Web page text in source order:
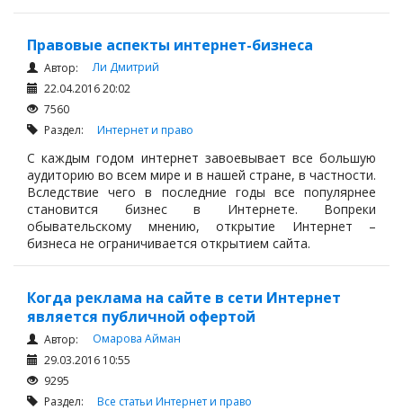
Правовые аспекты интернет-бизнеса
Автор:
Ли Дмитрий
22.04.2016 20:02
7560
Раздел: Интернет и право
С каждым годом интернет завоевывает все большую
аудиторию во всем мире и в нашей стране, в частности.
Вследствие чего в последние годы все популярнее
становится бизнес в Интернете. Вопреки
обывательскому мнению, открытие Интернет –
бизнеса не ограничивается открытием сайта.
Когда реклама на сайте в сети Интернет
является публичной офертой
Автор:
Омарова Айман
29.03.2016 10:55
9295
Раздел: Все статьи Интернет и право